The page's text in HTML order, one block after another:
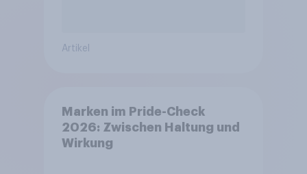
Artikel
Marken im Pride-Check
2026: Zwischen Haltung und
Wirkung